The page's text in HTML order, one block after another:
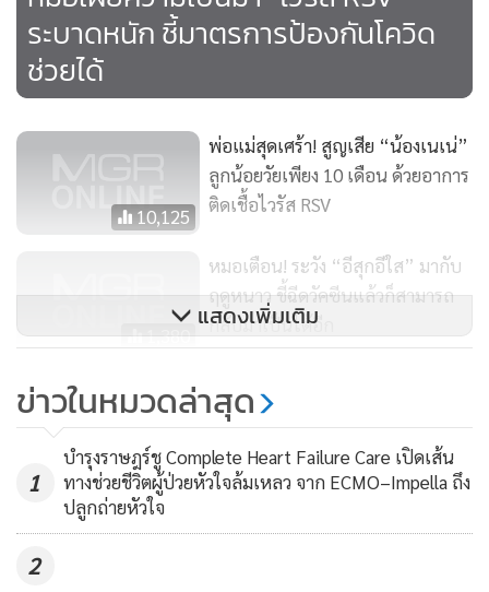
มักเริ่มจากอาการไข้ต่ำๆ น้ำมูก จาม นำมาก่อน 1 ถึง 3 วัน ต่อมา
เริ่มมีอาการไอ หายใจเร็วขึ้น หายใจลำบาก เด็กบางรายมีการติด
เชื้อของระบบหายใจส่วนล่าง ได้แก่ ภาวะหลอดลมฝอย หรือ
หลอดลมส่วนปลายอักเสบ(Bronchiolitis) หากเชื้อลุกลามไปยัง
ถุงลมจะเกิดภาวะปอดอักเสบได้ (pneumonia)
3. เด็กอายุ 2 ถึง 5 ปี
นอกจากเชื้อ RSV จะทำให้เกิดการติดเชื้อของระบบทางเดิน
หายใจส่วนบน และเกิดกลุ่มอาการ Croup (การอักเสบของกล่อง
ระบาดหนัก ชี้มาตรการป้องกันโควิด
ช่วยได้
10,125
พ่อแม่สุดเศร้า! สูญเสีย “น้องเนเน่”
ลูกน้อยวัยเพียง 10 เดือน ด้วยอาการ
ติดเชื้อไวรัส RSV
1,380
หมอเตือน! ระวัง “อีสุกอีใส” มากับ
ฤดูหนาว ชี้ฉีดวัคซีนแล้วก็สามารถ
กลับมาเป็นได้อีก
581
บุหรี่ได้มากกว่าหมากฝรั่งหรือแผ่น
แสดงเพิ่มเติม
ข่าวในหมวดล่าสุด
1
บำรุงราษฎร์ชู Complete Heart Failure Care เปิดเส้น
ทางช่วยชีวิตผู้ป่วยหัวใจล้มเหลว จาก ECMO–Impella ถึง
ปลูกถ่ายหัวใจ
2